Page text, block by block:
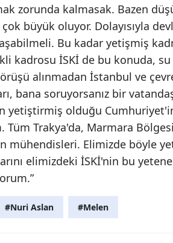
zorunda kalmasak. Bazen
büyük oluyor. Dolayısıyla
Bu kadar yetişmiş
kadrosu İSKİ de bu konuda, su
alınmadan İstanbul ve
bana soruyorsanız bir
yetiştirmiş olduğu
Tüm Trakya'da, Marmara
mühendisleri. Elimizde böyle
elimizdeki İSKİ'nin bu
#Nuri Aslan #Melen